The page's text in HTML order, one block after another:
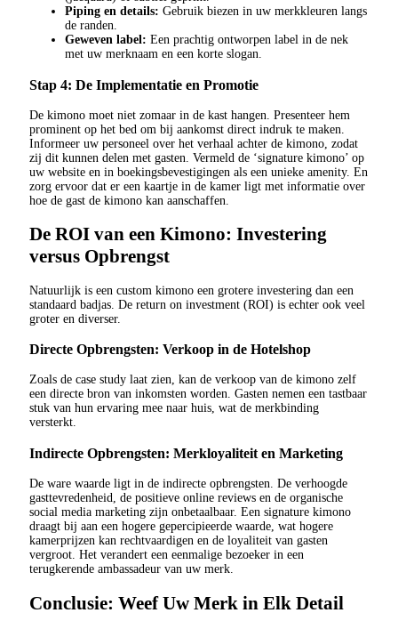
Piping en details: Gebruik biezen in uw merkkleuren langs
de randen.
Geweven label: Een prachtig ontworpen label in de nek
met uw merknaam en een korte slogan.
Stap 4: De Implementatie en Promotie
De kimono moet niet zomaar in de kast hangen. Presenteer hem
prominent op het bed om bij aankomst direct indruk te maken.
Informeer uw personeel over het verhaal achter de kimono, zodat
zij dit kunnen delen met gasten. Vermeld de ‘signature kimono’ op
uw website en in boekingsbevestigingen als een unieke amenity. En
zorg ervoor dat er een kaartje in de kamer ligt met informatie over
hoe de gast de kimono kan aanschaffen.
De ROI van een Kimono: Investering
versus Opbrengst
Natuurlijk is een custom kimono een grotere investering dan een
standaard badjas. De return on investment (ROI) is echter ook veel
groter en diverser.
Directe Opbrengsten: Verkoop in de Hotelshop
Zoals de case study laat zien, kan de verkoop van de kimono zelf
een directe bron van inkomsten worden. Gasten nemen een tastbaar
stuk van hun ervaring mee naar huis, wat de merkbinding
versterkt.
Indirecte Opbrengsten: Merkloyaliteit en Marketing
De ware waarde ligt in de indirecte opbrengsten. De verhoogde
gasttevredenheid, de positieve online reviews en de organische
social media marketing zijn onbetaalbaar. Een signature kimono
draagt bij aan een hogere gepercipieerde waarde, wat hogere
kamerprijzen kan rechtvaardigen en de loyaliteit van gasten
vergroot. Het verandert een eenmalige bezoeker in een
terugkerende ambassadeur van uw merk.
Conclusie: Weef Uw Merk in Elk Detail